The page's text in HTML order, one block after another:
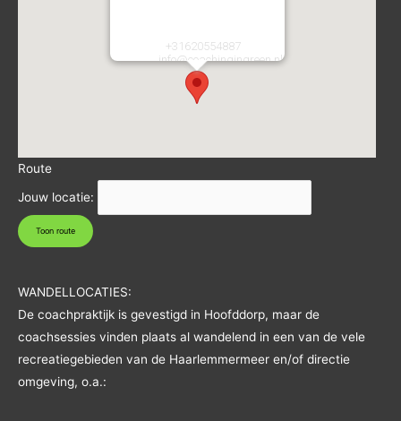
+31620554887
E-mail:info@coachingingreen.nl
https://coachingingreen.nl/
Route
Jouw locatie:
WANDELLOCATIES:
De coachpraktijk is gevestigd in Hoofddorp, maar de
coachsessies vinden plaats al wandelend in een van de vele
recreatiegebieden van de Haarlemmermeer en/of directie
omgeving, o.a.: